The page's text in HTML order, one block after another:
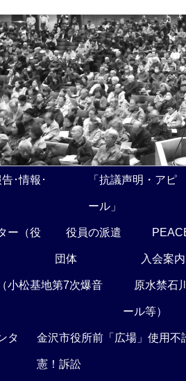
･情報･ 「抗議声明・アピ
ール」
ー（役 役員の派遣
団体 入会案内
小松基地第7次爆音 原水禁石
ール等）
タ 金沢市役所前「広場」使用不
憲！訴訟